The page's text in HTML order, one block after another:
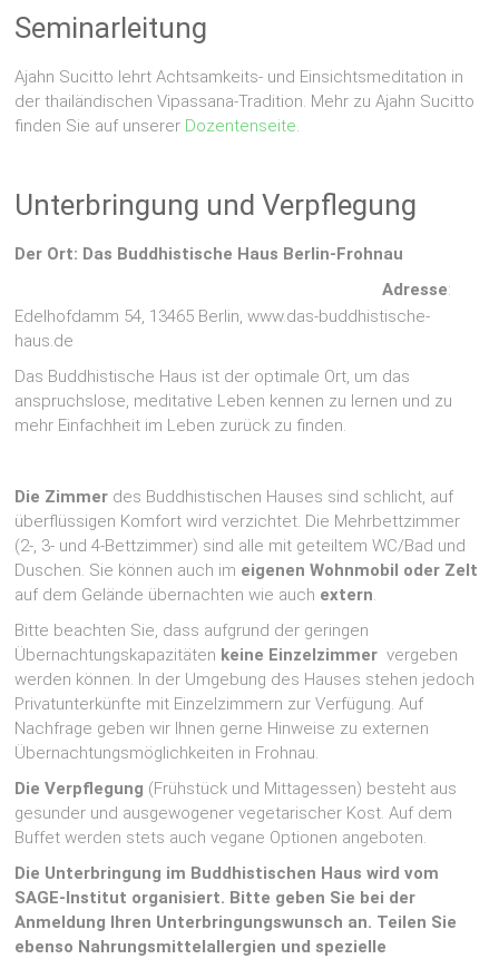
Seminarleitung
Ajahn Sucitto lehrt Achtsamkeits- und Einsichtsmeditation in
der thailändischen Vipassana-Tradition. Mehr zu Ajahn Sucitto
finden Sie auf unserer Dozentenseite.
Unterbringung und Verpflegung
Der Ort: Das Buddhistische Haus Berlin-Frohnau
Adresse:
Edelhofdamm 54, 13465 Berlin, www.das-buddhistische-
haus.de
Das Buddhistische Haus ist der optimale Ort, um das
anspruchslose, meditative Leben kennen zu lernen und zu
mehr Einfachheit im Leben zurück zu finden.
Die Zimmer des Buddhistischen Hauses sind schlicht, auf
überflüssigen Komfort wird verzichtet. Die Mehrbettzimmer
(2-, 3- und 4-Bettzimmer) sind alle mit geteiltem WC/Bad und
Duschen. Sie können auch im eigenen Wohnmobil oder Zelt
auf dem Gelände übernachten wie auch extern.
Bitte beachten Sie, dass aufgrund der geringen
Übernachtungskapazitäten keine Einzelzimmer vergeben
werden können. In der Umgebung des Hauses stehen jedoch
Privatunterkünfte mit Einzelzimmern zur Verfügung. Auf
Nachfrage geben wir Ihnen gerne Hinweise zu externen
Übernachtungsmöglichkeiten in Frohnau.
Die Verpflegung (Frühstück und Mittagessen) besteht aus
gesunder und ausgewogener vegetarischer Kost. Auf dem
Buffet werden stets auch vegane Optionen angeboten.
Die Unterbringung im Buddhistischen Haus wird vom
SAGE-Institut organisiert. Bitte geben Sie bei der
Anmeldung Ihren Unterbringungswunsch an. Teilen Sie
ebenso Nahrungsmittelallergien und spezielle